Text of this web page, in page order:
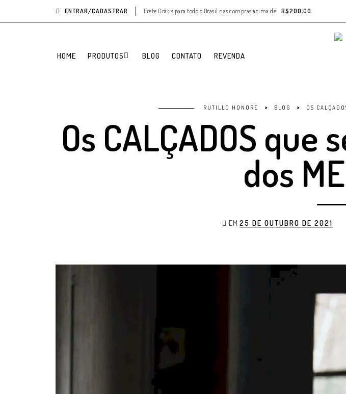
ENTRAR/CADASTRAR Frete Grátis para todo o Brasil nas compras acima de R$200,00
HOME PRODUTOS BLOG CONTATO REVENDA
RUTILLO HONORE > BLOG > OS
Os CALÇADOS que
dos
EM 25 DE OUTUBRO DE 2021